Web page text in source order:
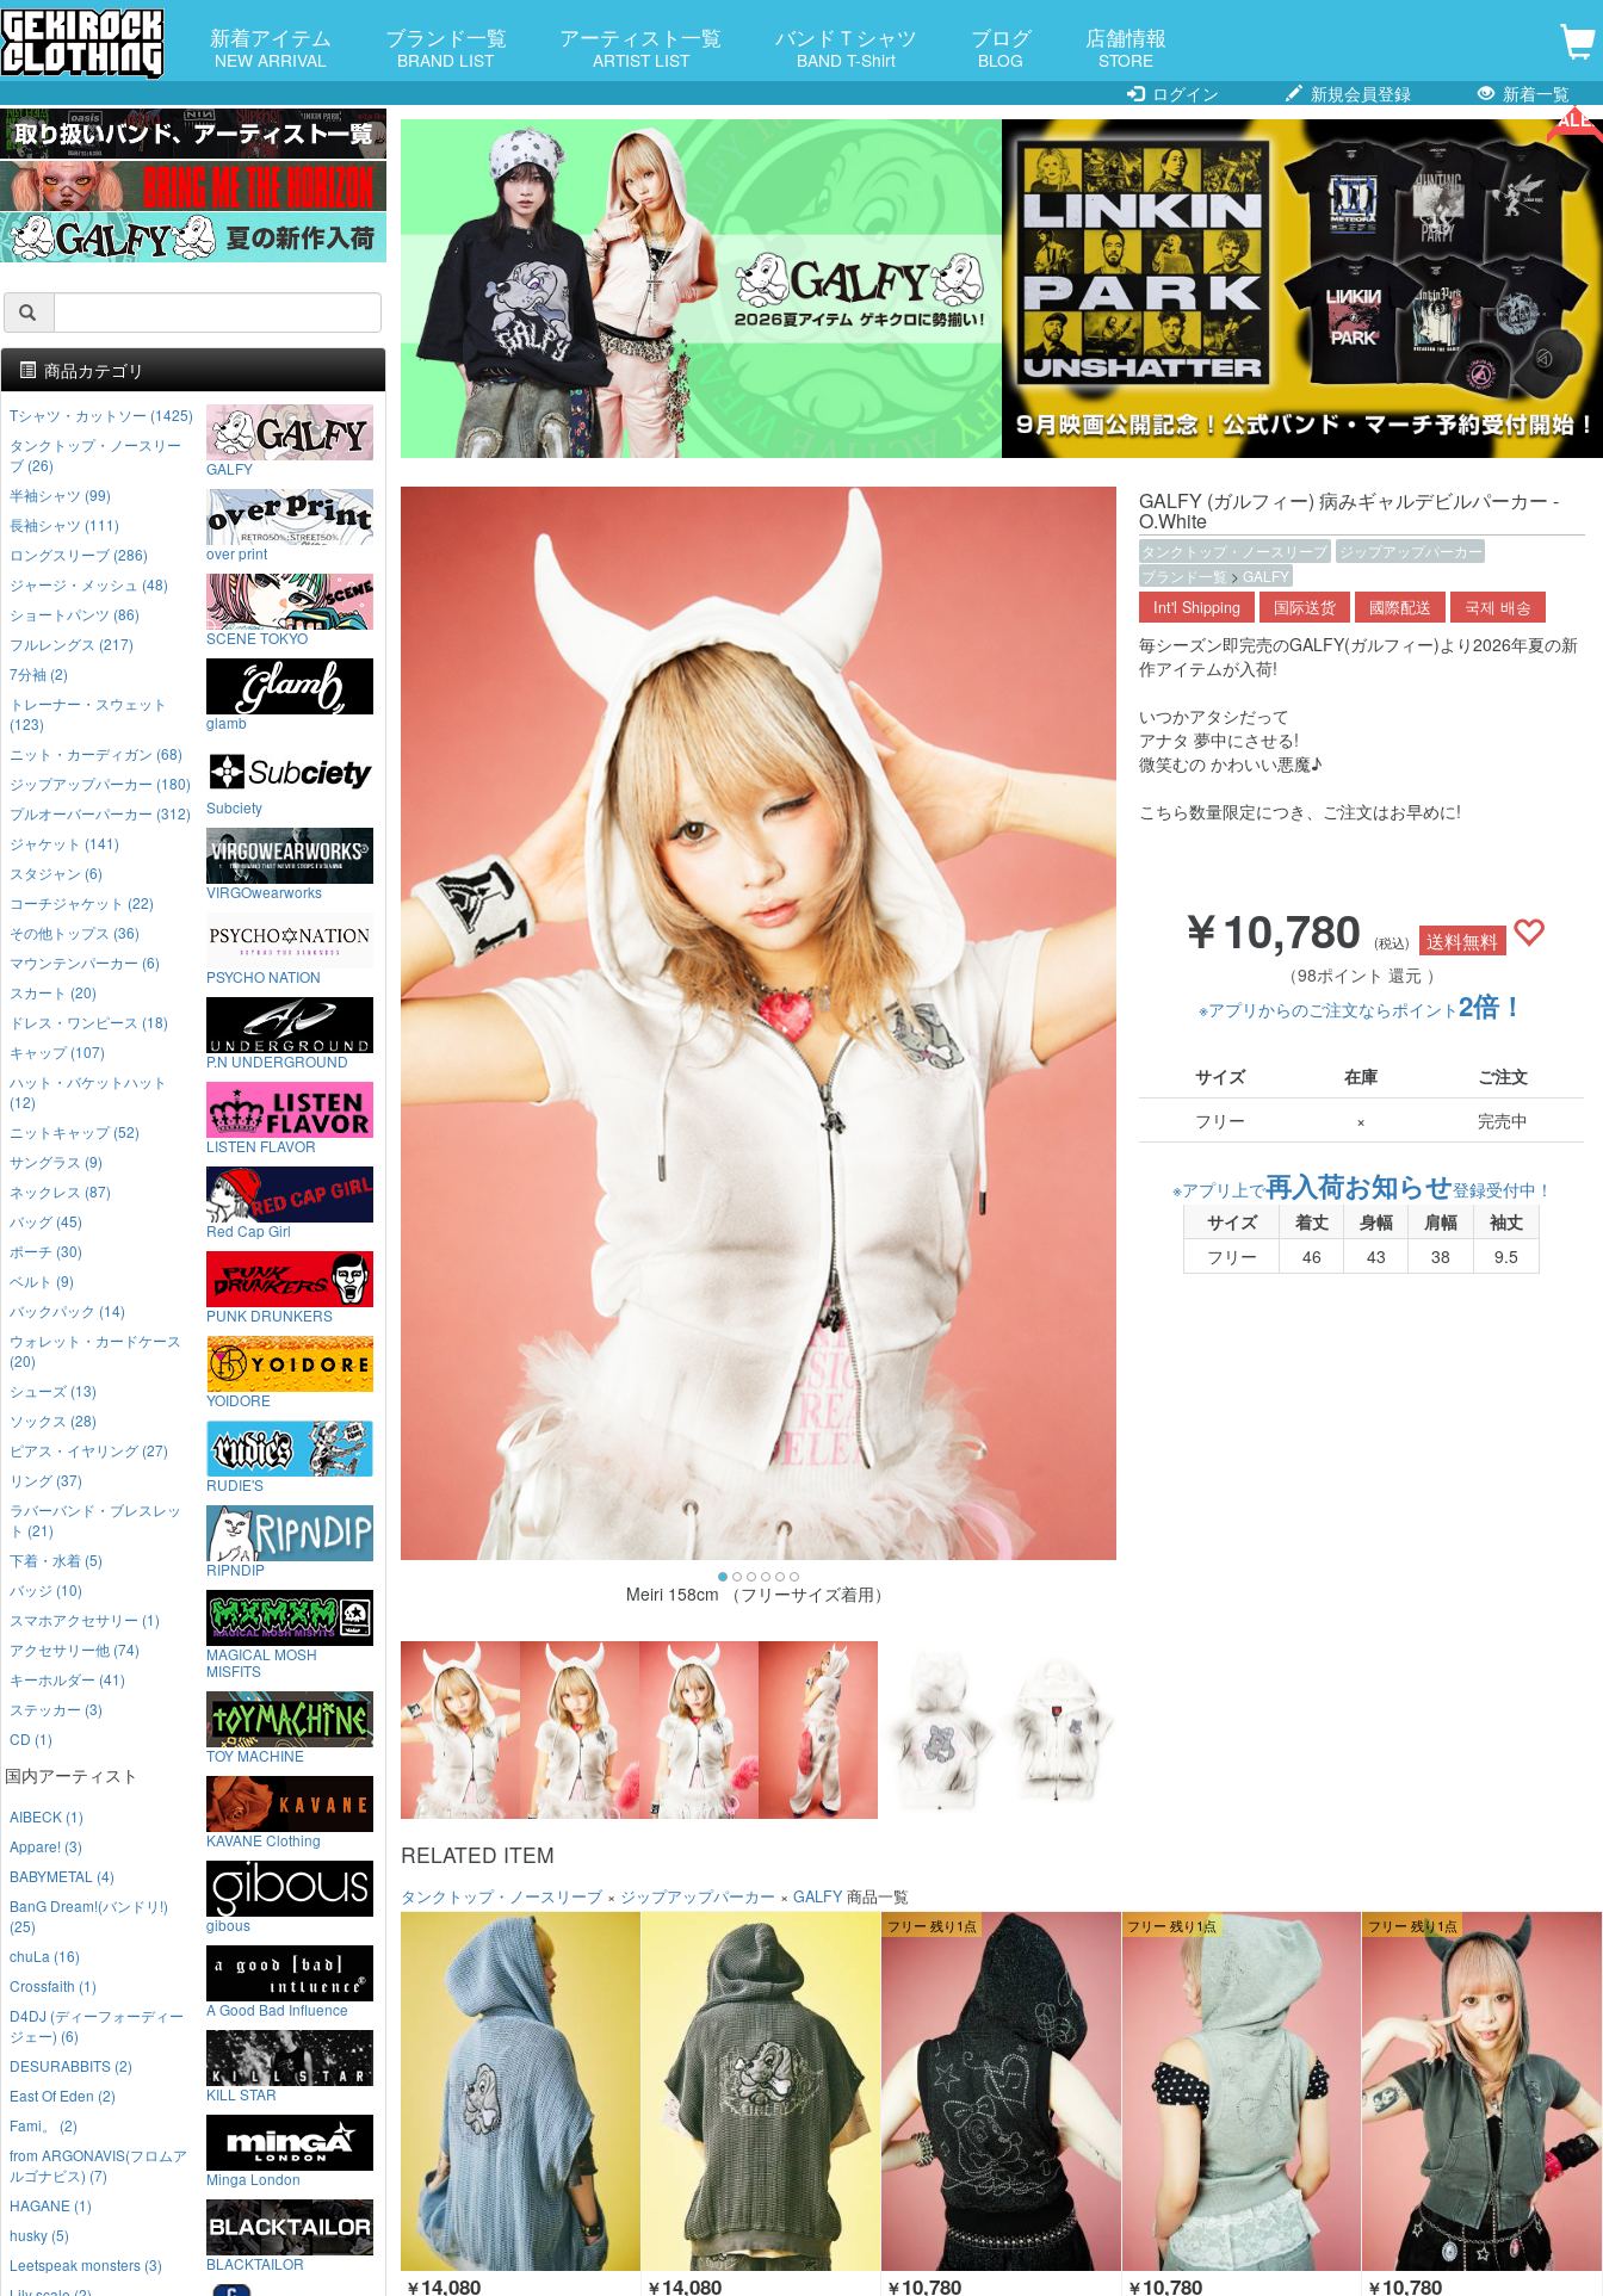
新着アイテム
NEW ARRIVAL
ブランド一覧
BRAND LIST
アーティスト一覧
ARTIST LIST
バンドＴシャツ
BAND T-Shirt
ブログ
BLOG
店舗情報
STORE
ログイン
新規会員登録 新着一覧
Meiri 158cm （フリーサイズ着用）
GALFY (ガルフィー) 病みギャルデビルパーカー -
O.White
タンクトップ・ノースリーブ
ジップアップパーカー
ブランド一覧 >GALFY
Int'l Shipping 国际送货 國際配送 국제 배송
毎シーズン即完売のGALFY(ガルフィー)より2026年夏の新
作アイテムが入荷!
いつかアタシだって
アナタ 夢中にさせる!
微笑むの かわいい悪魔♪
こちら数量限定につき、ご注文はお早めに!
￥10,780 (税込) 送料無料
（98ポイント 還元 ）
※アプリからのご注文ならポイント2倍！
サイズ 在庫
ご注文
フリー
× 完売中
※アプリ上で再入荷お知らせ登録受付中！
サイズ
着丈 身幅 肩幅
袖丈
フリー
46 43 38 9.5
RELATED ITEM
SALE!!
SALE!!
タンクトップ・ノースリーブ × ジップアップパーカー × GALFY 商品一覧
￥14,080 ￥14,080
フリー 残り1点
￥10,780
フリー 残り1点
￥10,780
フリー 残り1点
￥10,780
商品カテゴリ
Tシャツ・カットソー (1425)
タンクトップ・ノースリー
ブ (26)
半袖シャツ (99)
長袖シャツ (111)
ロングスリーブ (286)
ジャージ・メッシュ (48)
ショートパンツ (86)
フルレングス (217)
7分袖 (2)
トレーナー・スウェット
(123)
ニット・カーディガン (68)
ジップアップパーカー (180)
プルオーバーパーカー (312)
ジャケット (141)
スタジャン (6)
コーチジャケット (22)
その他トップス (36)
マウンテンパーカー (6)
スカート (20)
ドレス・ワンピース (18)
キャップ (107)
ハット・バケットハット
(12)
ニットキャップ (52)
サングラス (9)
ネックレス (87)
バッグ (45)
ポーチ (30)
ベルト (9)
バックパック (14)
ウォレット・カードケース
(20)
シューズ (13)
ソックス (28)
ピアス・イヤリング (27)
リング (37)
ラバーバンド・ブレスレッ
ト (21)
下着・水着 (5)
バッジ (10)
スマホアクセサリー (1)
アクセサリー他 (74)
キーホルダー (41)
ステッカー (3)
CD (1)
国内アーティスト
AIBECK (1)
Appare! (3)
BABYMETAL (4)
BanG Dream!(バンドリ!)
(25)
chuLa (16)
Crossfaith (1)
D4DJ (ディーフォーディー
ジェー) (6)
DESURABBITS (2)
East Of Eden (2)
Fami。 (2)
from ARGONAVIS(フロムア
ルゴナビス) (7)
HAGANE (1)
husky (5)
Leetspeak monsters (3)
GALFY
over print
SCENE TOKYO
glamb
Subciety
VIRGOwearworks
PSYCHO NATION
P.N UNDERGROUND
LISTEN FLAVOR
Red Cap Girl
PUNK DRUNKERS
YOIDORE
RUDIE'S
RIPNDIP
MAGICAL MOSH
MISFITS
TOY MACHINE
KAVANE Clothing
gibous
A Good Bad Influence
KILL STAR
Minga London
BLACKTAILOR